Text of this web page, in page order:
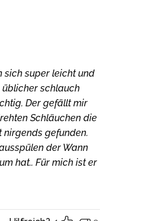
sich super leicht und
üblicher schlauch
Der gefällt mir
Schläuchen die
nirgends gefunden.
der Wann
hat.. Für mich ist er